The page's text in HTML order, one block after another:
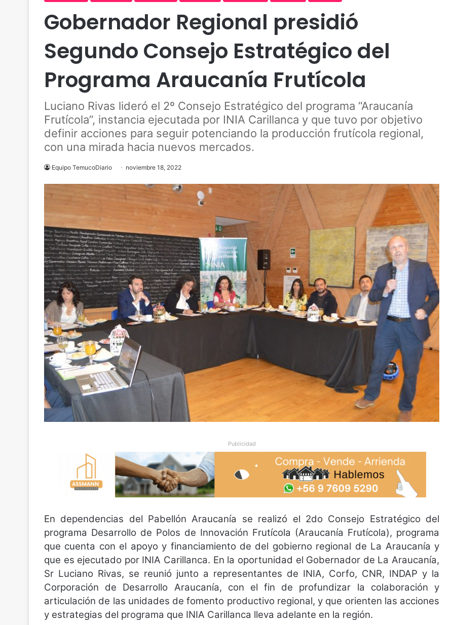
Gobernador Regional presidió
Segundo Consejo Estratégico del
Programa Araucanía Frutícola
Luciano Rivas lideró el 2º Consejo Estratégico del programa “Araucanía
Frutícola”, instancia ejecutada por INIA Carillanca y que tuvo por objetivo
definir acciones para seguir potenciando la producción frutícola regional,
con una mirada hacia nuevos mercados.
Equipo TemucoDiario noviembre 18, 2022
Publicidad
En dependencias del Pabellón Araucanía se realizó el 2do Consejo Estratégico del
programa Desarrollo de Polos de Innovación Frutícola (Araucanía Frutícola), programa
que cuenta con el apoyo y financiamiento de del gobierno regional de La Araucanía y
que es ejecutado por INIA Carillanca. En la oportunidad el Gobernador de La Araucanía,
Sr Luciano Rivas, se reunió junto a representantes de INIA, Corfo, CNR, INDAP y la
Corporación de Desarrollo Araucanía, con el fin de profundizar la colaboración y
articulación de las unidades de fomento productivo regional, y que orienten las acciones
y estrategias del programa que INIA Carillanca lleva adelante en la región.